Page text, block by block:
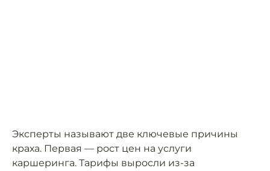
Эксперты называют две ключевые причины
краха. Первая — рост цен на услуги
каршеринга. Тарифы выросли из-за